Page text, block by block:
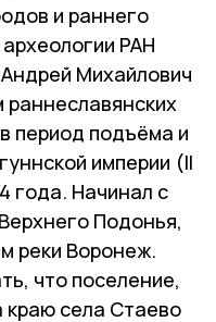
и раннего
РАН
Михайлович
период подъёма и
империи (II
года. Начинал с
Подонья,
реки Воронеж.
что поселение,
краю села Стаево